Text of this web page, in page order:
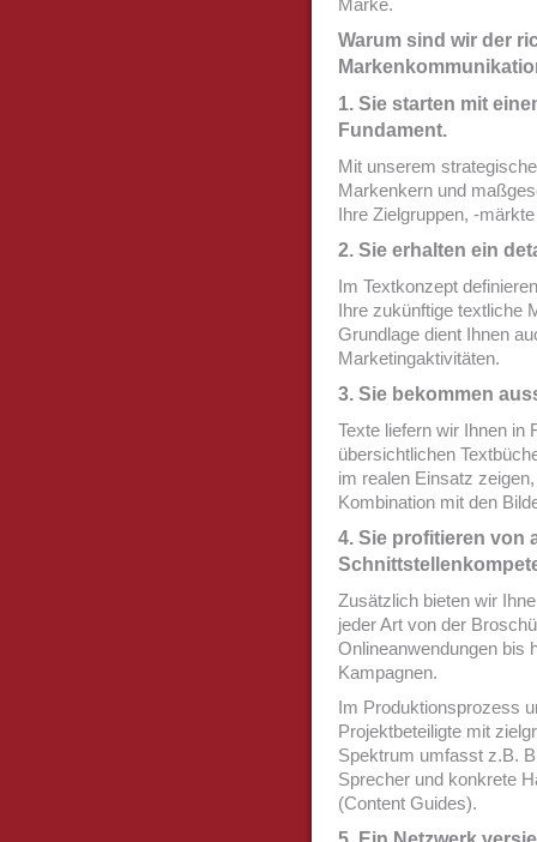
Marke.
Warum sind wir der
1. Sie starten mit
Fundament.
Mit unserem
Markenkern und
Ihre Zielgruppen, -
2. Sie erhalten ein
Im Textkonzept
Ihre zukünftige textliche
Grundlage dient Ihnen
Marketingaktivitäten.
3. Sie bekommen
Texte liefern wir Ihnen in
übersichtlichen
im realen Einsatz
Kombination mit den
4. Sie profitieren von
Zusätzlich bieten wir
jeder Art von der
Onlineanwendungen bis
Kampagnen.
Im Produktionsprozess
Projektbeteiligte mit
Spektrum umfasst z.B.
Sprecher und konkrete
(Content Guides).